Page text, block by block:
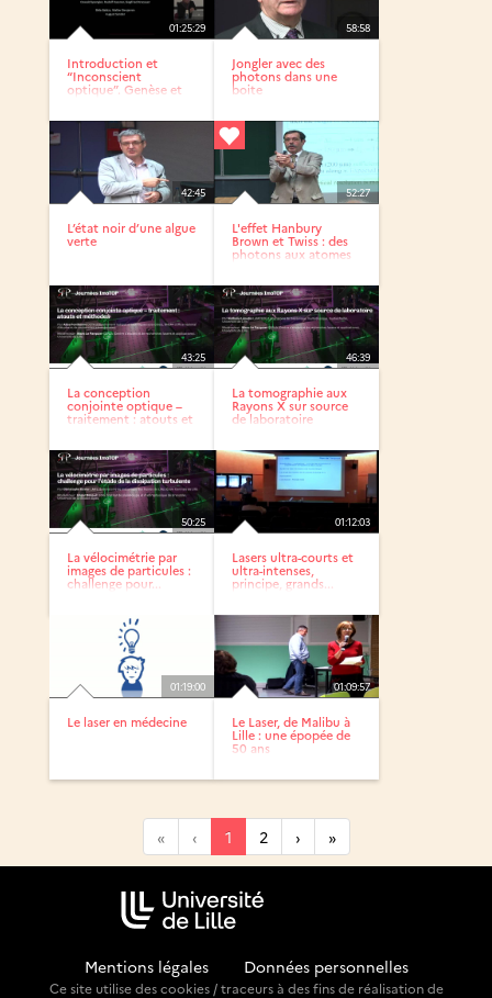
01:25:29
Introduction et
“Inconscient
optique”. Genèse et
58:58
Jongler avec des
photons dans une
boite
42:45
L’état noir d’une algue
verte
52:27
L'effet Hanbury
Brown et Twiss : des
photons aux atomes
43:25
La conception
conjointe optique –
traitement : atouts et
46:39
La tomographie aux
Rayons X sur source
de laboratoire
50:25
La vélocimétrie par
images de particules :
challenge pour...
01:12:03
Lasers ultra-courts et
ultra-intenses,
principe, grands...
01:19:00
Le laser en médecine
01:09:57
Le Laser, de Malibu à
Lille : une épopée de
50 ans
« ‹ 1 2 › »
Mentions légales Données personnelles
Ce site utilise des cookies / traceurs à des fins de réalisation de